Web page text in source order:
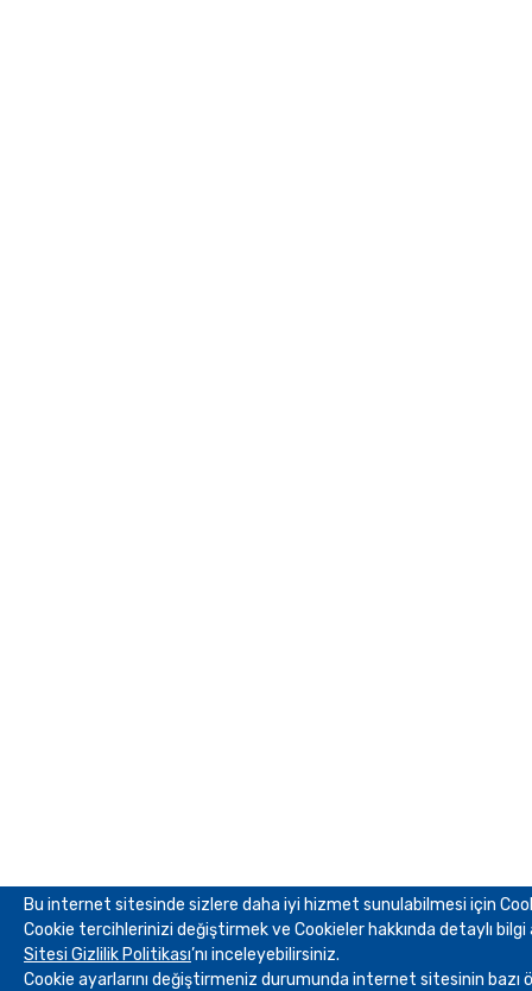
Bu internet sitesinde sizlere daha iyi hizmet sunulabilmesi için
Cookie tercihlerinizi değiştirmek ve Cookieler hakkında detaylı
Sitesi Gizlilik Politikası’nı inceleyebilirsiniz.
Cookie ayarlarını değiştirmeniz durumunda internet sitesinin bazı